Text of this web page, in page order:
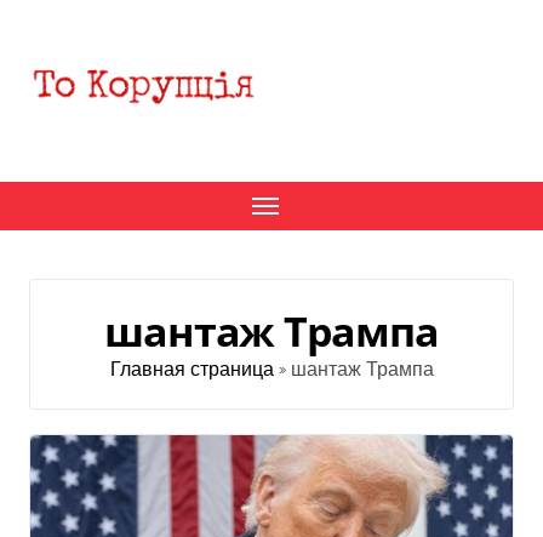
содержанию
шантаж Трампа
Главная страница» шантаж Трампа